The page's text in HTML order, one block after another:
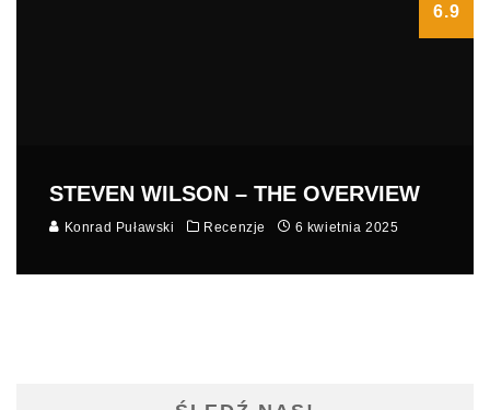
6.9
STEVEN WILSON – THE OVERVIEW
Konrad Puławski Recenzje 6 kwietnia 2025